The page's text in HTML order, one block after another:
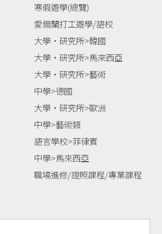
寒假遊學(總覽)
愛爾蘭打工遊學/語校
大學‧研究所>韓國
大學‧研究所>馬來西亞
大學‧研究所>藝術
中學>德國
大學‧研究所>歐洲
中學>藝術類
語言學校>菲律賓
中學>馬來西亞
職場進修/證照課程/專業課程